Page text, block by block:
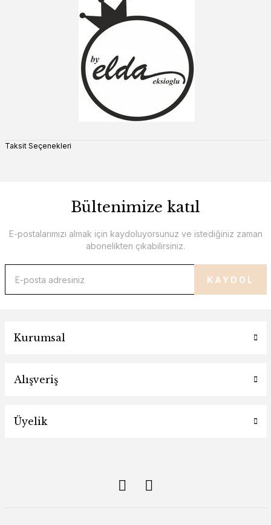
Taksit Seçenekleri
Bültenimize katıl
E-postalarımızı almak için kaydoluyorsunuz ve istediğiniz zaman
abonelikten çıkabilirsiniz.
KAYDOL
Kurumsal
Alışveriş
Üyelik